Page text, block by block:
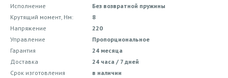
Исполнение
Без возвратной пружины
Крутящий момент, Нм:
8
Напряжение
220
Управление
Пропорциональное
Гарантия
24 месяца
Доставка
24 часа / 7 дней
Срок изготовления
в наличии